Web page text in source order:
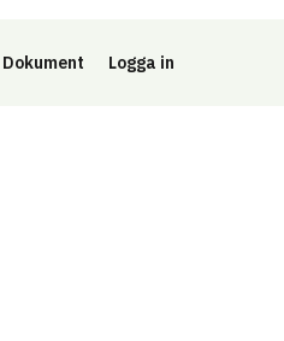
Dokument Logga in